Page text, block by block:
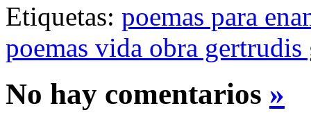
Etiquetas: poemas para
poemas vida obra gertrudis
No hay comentarios »